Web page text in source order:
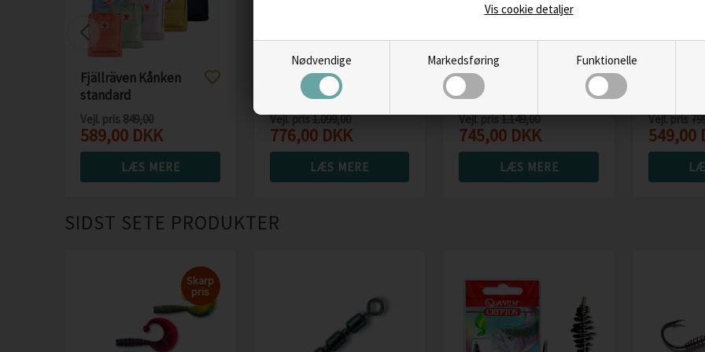
Nødvendige Markedsføring Funktionelle
Vis cookie detaljer
Fjällräven Kånken
standard
Vejl. pris 849,00
589,00 DKK
LÆS MERE
Fjällräven Räven 28
L rygsæk
Vejl. pris1.099,00
776,00 DKK
LÆS MERE
Fjällräven Kånken
Laptop 17''
Vejl. pris1.149,00
745,00 DKK
LÆS MERE
Vejl. pris
549,00
SIDST SETE PRODUKTER
Skarp
pris